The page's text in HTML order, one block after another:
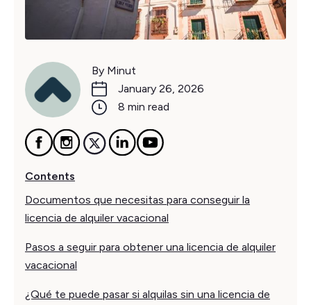
By Minut
January 26, 2026
8 min read
Contents
Documentos que necesitas para conseguir la
licencia de alquiler vacacional
Pasos a seguir para obtener una licencia de alquiler
vacacional
¿Qué te puede pasar si alquilas sin una licencia de